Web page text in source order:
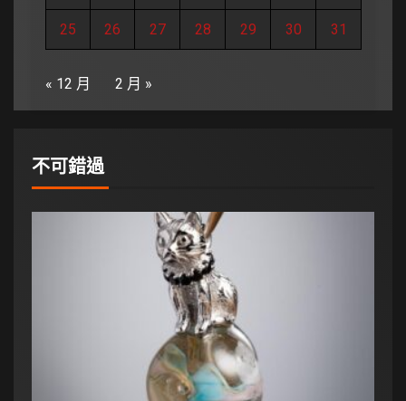
25 26 27 28 29 30 31
« 12 月 2 月 »
不可錯過